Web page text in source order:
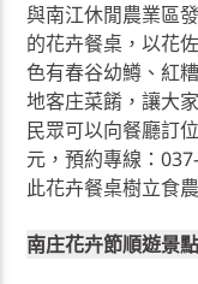
與南江休閒農業區
的花卉餐桌，以花
色有春谷幼鱒、紅
地客庄菜餚，讓大
民眾可以向餐廳訂
元，預約專線：
此花卉餐桌樹立食
南庄花卉節順遊景點